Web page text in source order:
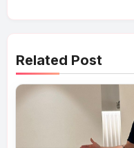
Related Post